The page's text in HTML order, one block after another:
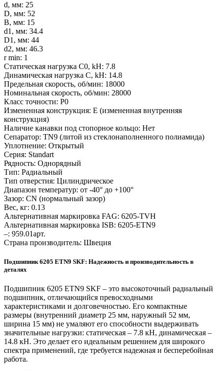
d, мм: 25
D, мм: 52
B, мм: 15
d1, мм: 34.4
D1, мм: 44
d2, мм: 46.3
r min: 1
Статическая нагрузка C0, kН: 7.8
Динамическая нагрузка C, kН: 14.8
Предельная скорость, об/мин: 18000
Номинальная скорость, об/мин: 28000
Класс точности: P0
Измененная конструкция: E (измененная внутренняя
конструкция)
Наличие канавки под стопорное кольцо: Нет
Сепаратор: TN9 (литой из стеклонаполненного полиамида)
Уплотнение: Открытый
Серия: Standart
Рядность: Однорядный
Тип: Радиальный
Тип отверстия: Цилиндрическое
Диапазон температур: от -40° до +100°
Зазор: CN (нормальный зазор)
Вес, кг: 0.13
Альтернативная маркировка FAG: 6205-TVH
Альтернативная маркировка ISB: 6205-ETN9
–: 959.01арт.
Страна производитель: Швеция
Подшипник 6205 ETN9 SKF: Надежность и производительность в
деталях
Подшипник 6205 ETN9 SKF – это высокоточный радиальный
подшипник, отличающийся превосходными
характеристиками и долговечностью. Его компактные
размеры (внутренний диаметр 25 мм, наружный 52 мм,
ширина 15 мм) не умаляют его способности выдерживать
значительные нагрузки: статическая – 7.8 кН, динамическая –
14.8 кН. Это делает его идеальным решением для широкого
спектра применений, где требуется надежная и бесперебойная
работа.